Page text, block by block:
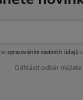
zpracováním osobních údajů
Odhlásit odběr